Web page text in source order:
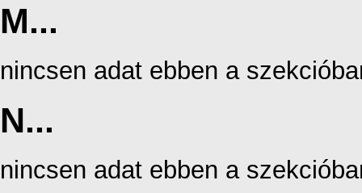
M...
nincsen adat ebben a
N...
nincsen adat ebben a